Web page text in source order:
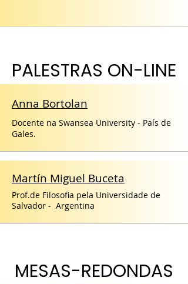
PALESTRAS ON-LINE
Anna Bortolan
Docente na Swansea University - País de
Gales.
Martín Miguel Buceta
Prof.de Filosofia pela Universidade de
Salvador - Argentina
MESAS-REDONDAS